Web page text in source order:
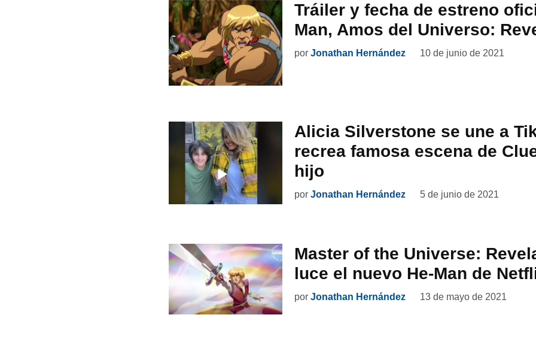
Tráiler y fecha de estreno
Man, Amos del Universo:
por Jonathan Hernández 10 de junio de 2021
Alicia Silverstone se une a
recrea famosa escena de
hijo
por Jonathan Hernández 5 de junio de 2021
Master of the Universe:
luce el nuevo He-Man de
por Jonathan Hernández 13 de mayo de 2021